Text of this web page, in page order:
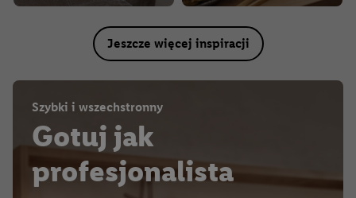
Jeszcze więcej inspiracji
Szybki i wszechstronny
Gotuj jak
profesjonalista